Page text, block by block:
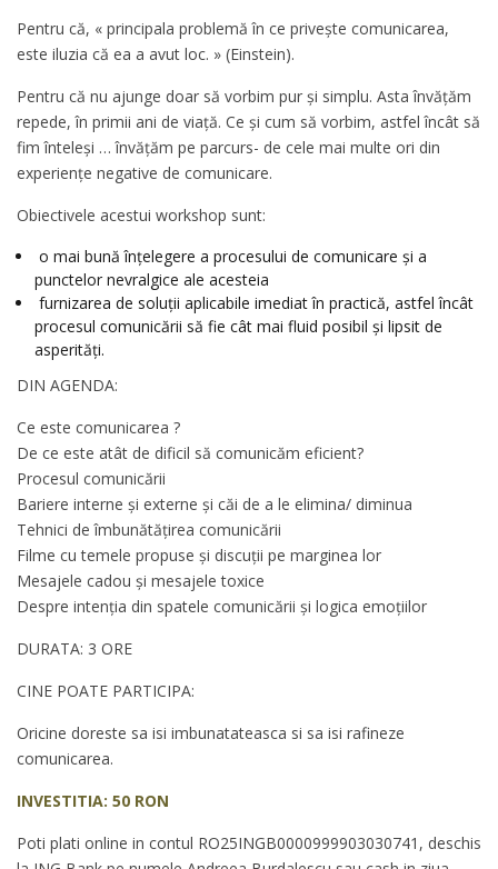
Pentru că, « principala problemă în ce priveşte comunicarea,
este iluzia că ea a avut loc. » (Einstein).
Pentru că nu ajunge doar să vorbim pur şi simplu. Asta învăţăm
repede, în primii ani de viață. Ce şi cum să vorbim, astfel încât să
fim înteleşi … învăţăm pe parcurs- de cele mai multe ori din
experienţe negative de comunicare.
Obiectivele acestui workshop sunt:
o mai bună înţelegere a procesului de comunicare şi a
punctelor nevralgice ale acesteia
furnizarea de soluţii aplicabile imediat în practică, astfel încât
procesul comunicării să fie cât mai fluid posibil şi lipsit de
asperităţi.
DIN AGENDA:
Ce este comunicarea ?
De ce este atât de dificil să comunicăm eficient?
Procesul comunicării
Bariere interne şi externe şi căi de a le elimina/ diminua
Tehnici de îmbunătăţirea comunicării
Filme cu temele propuse şi discuţii pe marginea lor
Mesajele cadou şi mesajele toxice
Despre intenția din spatele comunicării și logica emoțiilor
DURATA: 3 ORE
CINE POATE PARTICIPA:
Oricine doreste sa isi imbunatateasca si sa isi rafineze
comunicarea.
INVESTITIA: 50 RON
Poti plati online in contul RO25INGB0000999903030741, deschis